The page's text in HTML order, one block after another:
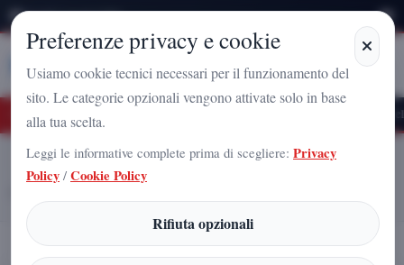
Venerdì 7 Agosto 2026
StampaCampania
Nazionale a Caserta: l'uomo che sta costruendo il radicamento del
Home
Articoli
ARNALDO GADOLA, IL TACITURNO SOLO IN APPARENZA CHE
NON ARRETRA MAI
Preferenze privacy e cookie
Usiamo cookie tecnici necessari per il funzionamento del
sito. Le categorie opzionali vengono attivate solo in base
alla tua scelta.
Leggi le informative complete prima di scegliere: Privacy
Policy / Cookie Policy
Rifiuta opzionali